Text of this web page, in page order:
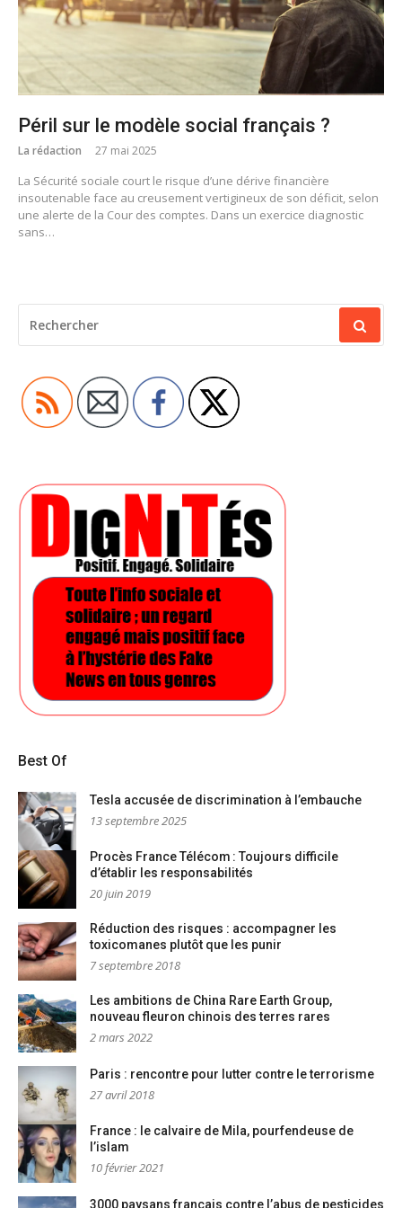
Péril sur le modèle social français ?
La rédaction 27 mai 2025
La Sécurité sociale court le risque d’une dérive financière
insoutenable face au creusement vertigineux de son déficit, selon
une alerte de la Cour des comptes. Dans un exercice diagnostic
sans…
POUR
:
Best Of
Tesla accusée de discrimination à l’embauche
13 septembre 2025
Procès France Télécom : Toujours difficile
d’établir les responsabilités
20 juin 2019
Réduction des risques : accompagner les
toxicomanes plutôt que les punir
7 septembre 2018
Les ambitions de China Rare Earth Group,
nouveau fleuron chinois des terres rares
2 mars 2022
Paris : rencontre pour lutter contre le terrorisme
27 avril 2018
France : le calvaire de Mila, pourfendeuse de
l’islam
10 février 2021
3000 paysans français contre l’abus de pesticides